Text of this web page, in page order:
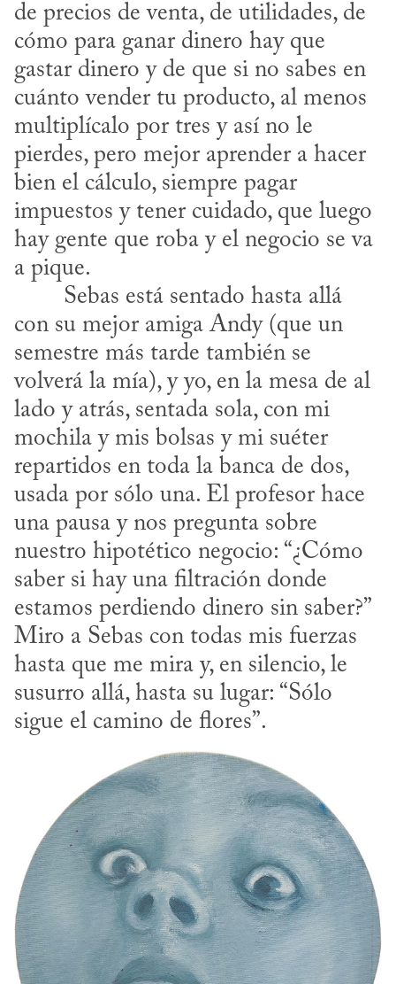
de precios de venta, de utilidades, de
cómo para ganar dinero hay que
gastar dinero y de que si no sabes en
cuánto vender tu producto, al menos
multiplícalo por tres y así no le
pierdes, pero mejor aprender a hacer
bien el cálculo, siempre pagar
impuestos y tener cuidado, que luego
hay gente que roba y el negocio se va
a pique.
con su mejor amiga Andy (que un
semestre más tarde también se
volverá la mía), y yo, en la mesa de al
lado y atrás, sentada sola, con mi
mochila y mis bolsas y mi suéter
repartidos en toda la banca de dos,
usada por sólo una. El profesor hace
una pausa y nos pregunta sobre
nuestro hipotético negocio: “¿Cómo
saber si hay una filtración donde
estamos perdiendo dinero sin saber?”
Miro a Sebas con todas mis fuerzas
hasta que me mira y, en silencio, le
susurro allá, hasta su lugar: “Sólo
sigue el camino de flores”.